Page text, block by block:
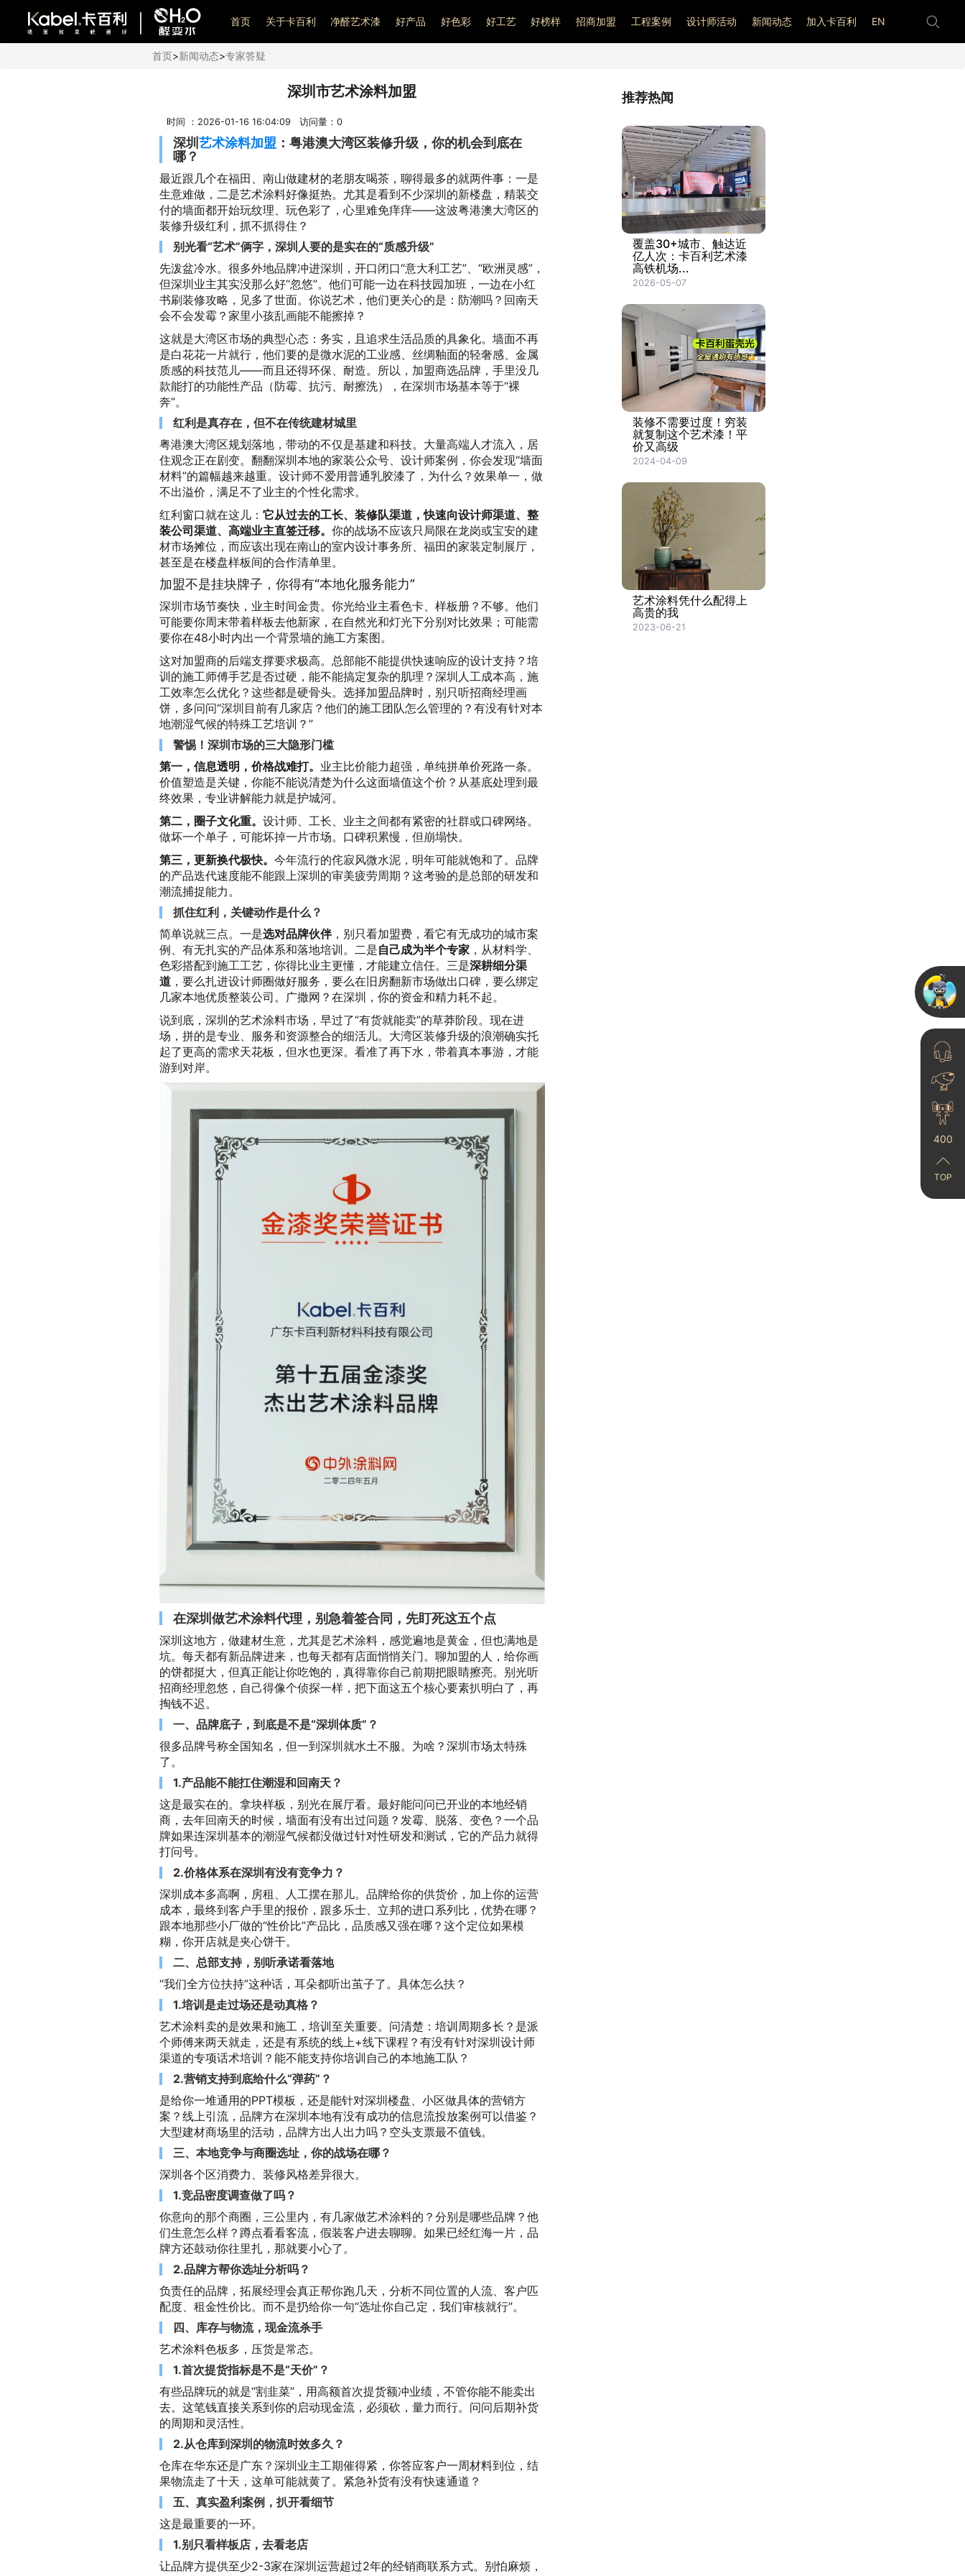
艺术漆加盟
首页 关于卡百利 净醛艺术漆 好产品 好色彩 好工艺 好榜样 招商加盟 工程案例 设计师活动 新闻动态 加入卡百利 EN
首页>新闻动态>专家答疑
深圳市艺术涂料加盟
时间 ：2026-01-16 16:04:09 访问量： 0
深圳 艺术涂料加盟 ：粤港澳大湾区装修升级，你的机会到底在
哪？
最近跟几个在福田、南山做建材的老朋友喝茶，聊得最多的就两件事：一是
生意难做，二是艺术涂料好像挺热。尤其是看到不少深圳的新楼盘，精装交
付的墙面都开始玩纹理、玩色彩了，心里难免痒痒——这波粤港澳大湾区的
装修升级红利，抓不抓得住？
别光看“艺术”俩字，深圳人要的是实在的“质感升级”
先泼盆冷水。很多外地品牌冲进深圳，开口闭口“意大利工艺”、“欧洲灵感”，
但深圳业主其实没那么好“忽悠”。他们可能一边在科技园加班，一边在小红
书刷装修攻略，见多了世面。你说艺术，他们更关心的是：防潮吗？回南天
会不会发霉？家里小孩乱画能不能擦掉？
这就是大湾区市场的典型心态：务实，且追求生活品质的具象化。墙面不再
是白花花一片就行，他们要的是微水泥的工业感、丝绸釉面的轻奢感、金属
质感的科技范儿——而且还得环保、耐造。所以，加盟商选品牌，手里没几
款能打的功能性产品（防霉、抗污、耐擦洗），在深圳市场基本等于“裸
奔”。
红利是真存在，但不在传统建材城里
粤港澳大湾区规划落地，带动的不仅是基建和科技。大量高端人才流入，居
住观念正在剧变。翻翻深圳本地的家装公众号、设计师案例，你会发现“墙面
材料”的篇幅越来越重。设计师不爱用普通乳胶漆了，为什么？效果单一，做
不出溢价，满足不了业主的个性化需求。
红利窗口就在这儿： 它从过去的工长、装修队渠道，快速向设计师渠道、整
装公司渠道、高端业主直签迁移。 你的战场不应该只局限在龙岗或宝安的建
材市场摊位，而应该出现在南山的室内设计事务所、福田的家装定制展厅，
甚至是在楼盘样板间的合作清单里。
加盟不是挂块牌子，你得有“本地化服务能力”
深圳市场节奏快，业主时间金贵。你光给业主看色卡、样板册？不够。他们
可能要你周末带着样板去他新家，在自然光和灯光下分别对比效果；可能需
要你在48小时内出一个背景墙的施工方案图。
这对加盟商的后端支撑要求极高。总部能不能提供快速响应的设计支持？培
训的施工师傅手艺是否过硬，能不能搞定复杂的肌理？深圳人工成本高，施
工效率怎么优化？这些都是硬骨头。选择加盟品牌时，别只听招商经理画
饼，多问问“深圳目前有几家店？他们的施工团队怎么管理的？有没有针对本
地潮湿气候的特殊工艺培训？”
警惕！深圳市场的三大隐形门槛
第一，信息透明，价格战难打。 业主比价能力超强，单纯拼单价死路一条。
价值塑造是关键，你能不能说清楚为什么这面墙值这个价？从基底处理到最
终效果，专业讲解能力就是护城河。
第二，圈子文化重。 设计师、工长、业主之间都有紧密的社群或口碑网络。
做坏一个单子，可能坏掉一片市场。口碑积累慢，但崩塌快。
第三，更新换代极快。 今年流行的侘寂风微水泥，明年可能就饱和了。品牌
的产品迭代速度能不能跟上深圳的审美疲劳周期？这考验的是总部的研发和
潮流捕捉能力。
抓住红利，关键动作是什么？
简单说就三点。一是选对品牌伙伴，别只看加盟费，看它有无成功的城市案
例、有无扎实的产品体系和落地培训。二是自己成为半个专家 ，从材料学、
色彩搭配到施工工艺，你得比业主更懂，才能建立信任。三是深耕细分渠
道 ，要么扎进设计师圈做好服务，要么在旧房翻新市场做出口碑，要么绑定
几家本地优质整装公司。广撒网？在深圳，你的资金和精力耗不起。
说到底，深圳的艺术涂料市场，早过了“有货就能卖”的草莽阶段。现在进
场，拼的是专业、服务和资源整合的细活儿。大湾区装修升级的浪潮确实托
起了更高的需求天花板，但水也更深。看准了再下水，带着真本事游，才能
游到对岸。
在深圳做艺术涂料代理，别急着签合同，先盯死这五个点
深圳这地方，做建材生意，尤其是艺术涂料，感觉遍地是黄金，但也满地是
坑。每天都有新品牌进来，也每天都有店面悄悄关门。聊加盟的人，给你画
的饼都挺大，但真正能让你吃饱的，真得靠你自己前期把眼睛擦亮。别光听
招商经理忽悠，自己得像个侦探一样，把下面这五个核心要素扒明白了，再
掏钱不迟。
一、品牌底子，到底是不是“深圳体质”？
很多品牌号称全国知名，但一到深圳就水土不服。为啥？深圳市场太特殊
了。
1.产品能不能扛住潮湿和回南天？
这是最实在的。拿块样板，别光在展厅看。最好能问问已开业的本地经销
商，去年回南天的时候，墙面有没有出过问题？发霉、脱落、变色？一个品
牌如果连深圳基本的潮湿气候都没做过针对性研发和测试，它的产品力就得
打问号。
2.价格体系在深圳有没有竞争力？
深圳成本多高啊，房租、人工摆在那儿。品牌给你的供货价，加上你的运营
成本，最终到客户手里的报价，跟多乐士、立邦的进口系列比，优势在哪？
跟本地那些小厂做的“性价比”产品比，品质感又强在哪？这个定位如果模
糊，你开店就是夹心饼干。
二、总部支持，别听承诺看落地
“我们全方位扶持”这种话，耳朵都听出茧子了。具体怎么扶？
1.培训是走过场还是动真格？
艺术涂料卖的是效果和施工，培训至关重要。问清楚：培训周期多长？是派
个师傅来两天就走，还是有系统的线上+线下课程？有没有针对深圳设计师
渠道的专项话术培训？能不能支持你培训自己的本地施工队？
2.营销支持到底给什么“弹药”？
是给你一堆通用的PPT模板，还是能针对深圳楼盘、小区做具体的营销方
案？线上引流，品牌方在深圳本地有没有成功的信息流投放案例可以借鉴？
大型建材商场里的活动，品牌方出人出力吗？空头支票最不值钱。
三、本地竞争与商圈选址，你的战场在哪？
深圳各个区消费力、装修风格差异很大。
1.竞品密度调查做了吗？
你意向的那个商圈，三公里内，有几家做艺术涂料的？分别是哪些品牌？他
们生意怎么样？蹲点看看客流，假装客户进去聊聊。如果已经红海一片，品
牌方还鼓动你往里扎，那就要小心了。
2.品牌方帮你选址分析吗？
负责任的品牌，拓展经理会真正帮你跑几天，分析不同位置的人流、客户匹
配度、租金性价比。而不是扔给你一句“选址你自己定，我们审核就行”。
四、库存与物流，现金流杀手
艺术涂料色板多，压货是常态。
1.首次提货指标是不是“天价”？
有些品牌玩的就是“割韭菜”，用高额首次提货额冲业绩，不管你能不能卖出
去。这笔钱直接关系到你的启动现金流，必须砍，量力而行。问问后期补货
的周期和灵活性。
2.从仓库到深圳的物流时效多久？
仓库在华东还是广东？深圳业主工期催得紧，你答应客户一周材料到位，结
果物流走了十天，这单可能就黄了。紧急补货有没有快速通道？
五、真实盈利案例，扒开看细节
这是最重要的一环。
1.别只看样板店，去看老店
让品牌方提供至少2-3家在深圳运营超过2年的经销商联系方式。别怕麻烦，
推荐热闻
覆盖30+城市、触达近
亿人次：卡百利艺术漆
高铁机场...
2026-05-07
装修不需要过度！穷装
就复制这个艺术漆！平
价又高级
2024-04-09
艺术涂料凭什么配得上
高贵的我
2023-06-21
400
TOP